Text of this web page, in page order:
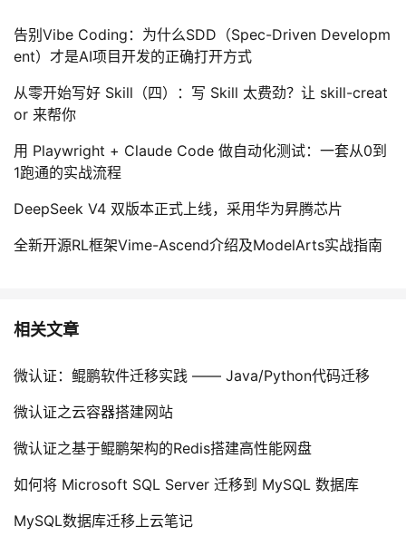
告别Vibe Coding：为什么SDD（Spec-Driven Developm
ent）才是AI项目开发的正确打开方式
从零开始写好 Skill（四）：写 Skill 太费劲？让 skill-creat
or 来帮你
用 Playwright + Claude Code 做自动化测试：一套从0到
1跑通的实战流程
DeepSeek V4 双版本正式上线，采用华为昇腾芯片
全新开源RL框架Vime-Ascend介绍及ModelArts实战指南
相关文章
微认证：鲲鹏软件迁移实践 —— Java/Python代码迁移
微认证之云容器搭建网站
微认证之基于鲲鹏架构的Redis搭建高性能网盘
如何将 Microsoft SQL Server 迁移到 MySQL 数据库
MySQL数据库迁移上云笔记